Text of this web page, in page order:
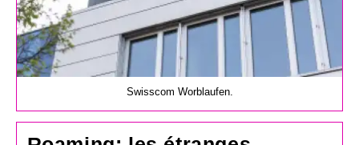
Swisscom Worblaufen.